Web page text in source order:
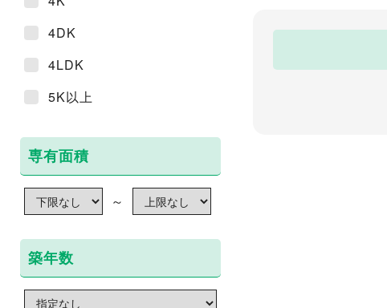
4DK
4LDK
5K以上
専有面積
～
築年数